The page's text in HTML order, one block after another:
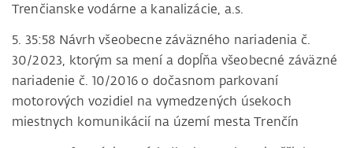
Trenčianske vodárne a kanalizácie, a.s.
5. 35:58 Návrh všeobecne záväzného nariadenia č.
30/2023, ktorým sa mení a dopĺňa všeobecné záväzné
nariadenie č. 10/2016 o dočasnom parkovaní
motorových vozidiel na vymedzených úsekoch
miestnych komunikácií na území mesta Trenčín